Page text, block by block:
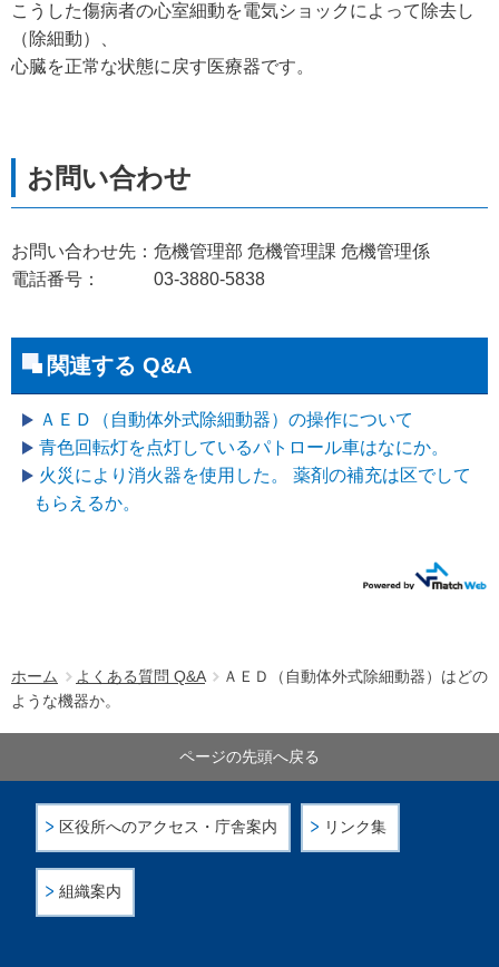
ホーム よくある質問 Q&A
ＡＥＤ（自動体外式除細動器）はどの
ような機器か。
こうした傷病者の心室細動を電気ショックによって除去し
（除細動）、
心臓を正常な状態に戻す医療器です。
お問い合わせ先：危機管理部 危機管理課 危機管理係
電話番号： 03-3880-5838
関連する Q&A
ＡＥＤ（自動体外式除細動器）の操作について
青色回転灯を点灯しているパトロール車はなにか。
火災により消火器を使用した。 薬剤の補充は区でして
もらえるか。
区役所へのアクセス・庁舎案内 リンク集
組織案内
ページの先頭へ戻る